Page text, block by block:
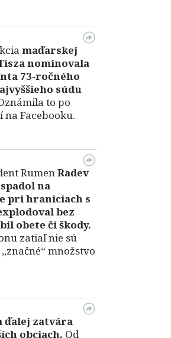
maďarskej
nominovala
73‑ročného
súdu
to po
Facebooku.
RumenRadev
na
pri hraniciach s
bez
obete či škody.
zatiaľ nie sú
množstvo
ďalej zatvára
obciach. Od